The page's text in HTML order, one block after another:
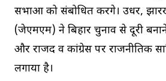
सभाओं को संबोधित करेंगे। उधर,
(जेएमएम) ने बिहार चुनाव से दूरी
और राजद व कांग्रेस पर राजनीतिक
लगाया है।